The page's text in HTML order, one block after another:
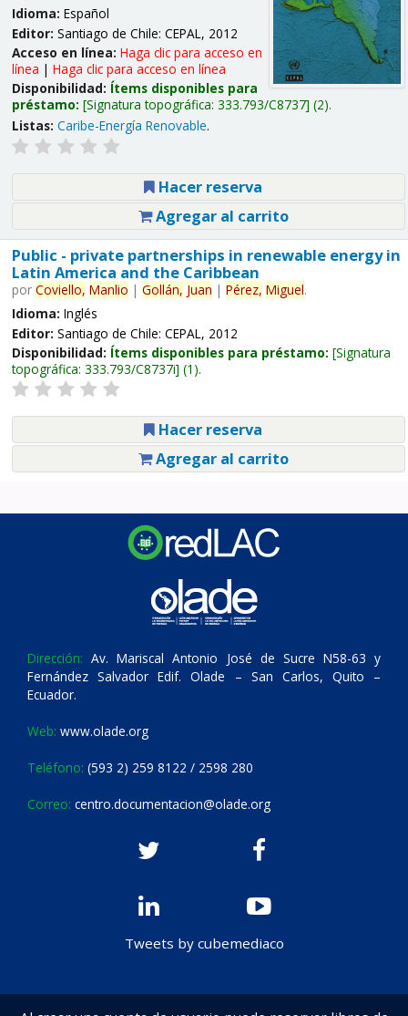
Idioma: Español
Editor: Santiago de Chile: CEPAL, 2012
Acceso en línea: Haga clic para acceso en
línea | Haga clic para acceso en línea
Disponibilidad: Ítems disponibles para
préstamo: Signatura topográfica: 333.793/C8737 (2).
Listas: Caribe-Energía Renovable.
Hacer reserva
Agregar al carrito
Public - private partnerships in renewable energy in
Latin America and the Caribbean
por Coviello, Manlio | Gollán, Juan | Pérez, Miguel.
Idioma: Inglés
Editor: Santiago de Chile: CEPAL, 2012
Disponibilidad: Ítems disponibles para préstamo: Signatura
topográfica: 333.793/C8737i (1).
Hacer reserva
Agregar al carrito
Dirección: Av. Mariscal Antonio José de Sucre N58-63 y
Fernández Salvador Edif. Olade – San Carlos, Quito –
Ecuador.
Web: www.olade.org
Teléfono: (593 2) 259 8122 / 2598 280
Correo: centro.documentacion@olade.org
Tweets by cubemediaco